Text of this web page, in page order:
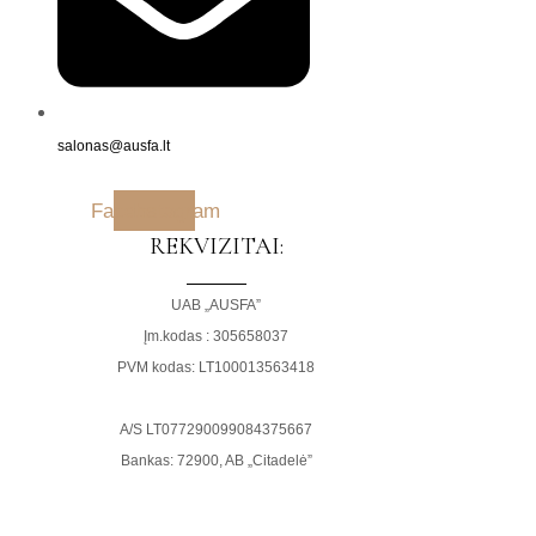
salonas@ausfa.lt
FacebookInstagram
REKVIZITAI:
UAB „AUSFA”
Įm.kodas : 305658037
PVM kodas: LT100013563418
A/S LT077290099084375667
Bankas: 72900, AB „Citadelė”